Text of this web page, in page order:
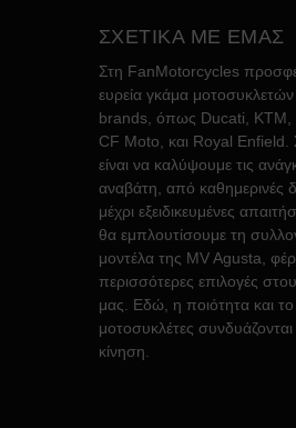
ΣΧΕΤΙΚΑ ΜΕ ΕΜΑΣ
Στη FanMotorcycles
ευρεία γκάμα
brands, όπως Ducati, KTM,
CF Moto, και Royal Enfield.
είναι να καλύψουμε τις
αναβάτη, από καθημερινές
μέχρι εξειδικευμένες
θα εμπλουτίσουμε τη
μοντέλα της MV Agusta,
περισσότερες επιλογές
μας. Εδώ, η ποιότητα και το
μοτοσυκλέτες
κίνηση.